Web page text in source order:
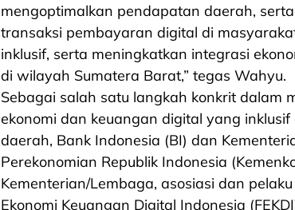
mengoptimalkan pendapatan daerah,
transaksi pembayaran digital di
inklusif, serta meningkatkan integrasi
di wilayah Sumatera Barat,” tegas Wahyu.
Sebagai salah satu langkah konkrit dalam
ekonomi dan keuangan digital yang
daerah, Bank Indonesia (BI) dan
Perekonomian Republik Indonesia
Kementerian/Lembaga, asosiasi dan
Ekonomi Keuangan Digital Indonesia